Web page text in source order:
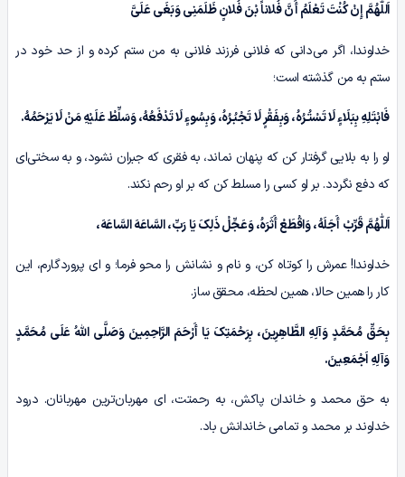
اَللّٰهُمَّ إِنْ کُنْتَ تَعْلَمُ أَنَّ فُلاناً بْنَ فُلانٍ ظَلَمَنِی وَبَغَى عَلَیَّ
خداوندا، اگر می‌دانی که فلانی فرزند فلانی به من ستم کرده و از حد خود در
ستم به من گذشته است؛
فَابْتَلِهِ بِبَلَاءٍ لَا تَسْتُـرُہُ، وَبِفَقْرٍ لَا تَجْبُـرُہُ، وَبِسُوءٍ لَا تَدْفَعُهُ، وَسَلِّطْ عَلَیْهِ مَنْ لَا یَرْحَمُهُ.
او را به بلایی گرفتار کن که پنهان نماند، به فقری که جبران نشود، و به سختی‌ای
که دفع نگردد. بر او کسی را مسلط کن که بر او رحم نکند.
اَللّٰهُمَّ قَرِّبْ أَجَلَهُ، وَاقْطَعْ أَثَرَہُ، وَعَجِّلْ ذَلِکَ یَا رَبِّ، السَّاعَهَ السَّاعَهَ،
خداوندا! عمرش را کوتاه کن، و نام و نشانش را محو فرما؛ و ای پروردگارم، این
کار را همین حالا، همین لحظه، محقق ساز.
بِحَقِّ مُحَمَّدٍ وَآلِهِ الطَّاهِرِینَ، بِرَحْمَتِکَ یَا أَرْحَمَ الرَّاحِمِینَ وَصَلَّی اللّٰهُ عَلَى مُحَمَّدٍ
وَآلِهِ اَجْمَعِینَ.
به حق محمد و خاندان پاکش، به رحمتت، ای مهربان‌ترین مهربانان. درود
خداوند بر محمد و تمامی خاندانش باد.